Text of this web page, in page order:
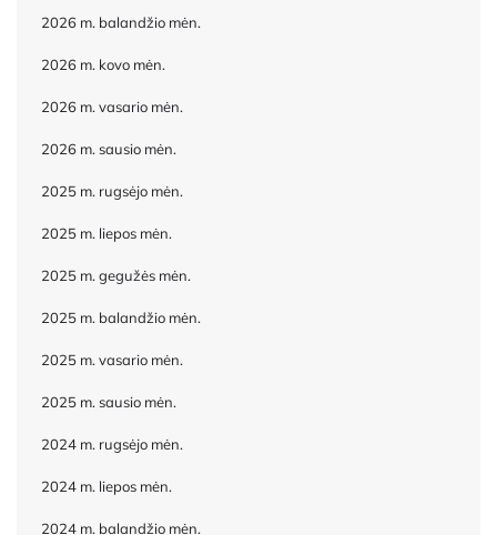
2026 m. balandžio mėn.
2026 m. kovo mėn.
2026 m. vasario mėn.
2026 m. sausio mėn.
2025 m. rugsėjo mėn.
2025 m. liepos mėn.
2025 m. gegužės mėn.
2025 m. balandžio mėn.
2025 m. vasario mėn.
2025 m. sausio mėn.
2024 m. rugsėjo mėn.
2024 m. liepos mėn.
2024 m. balandžio mėn.